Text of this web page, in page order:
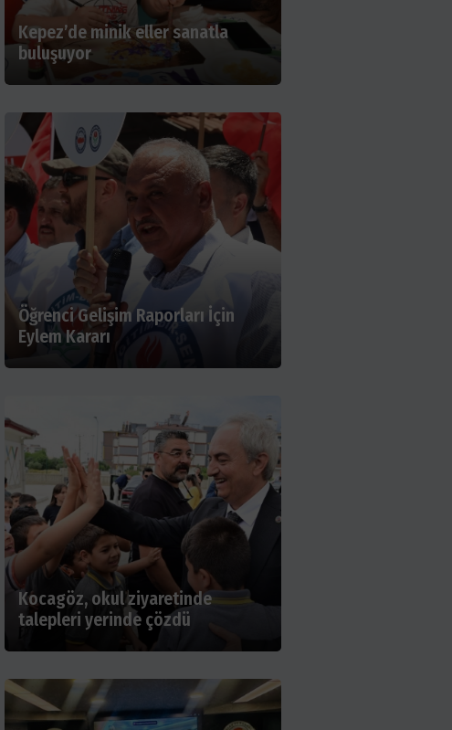
Kepez’de minik eller sanatla
buluşuyor
Öğrenci Gelişim Raporları İçin
Eylem Kararı
Kocagöz, okul ziyaretinde
talepleri yerinde çözdü